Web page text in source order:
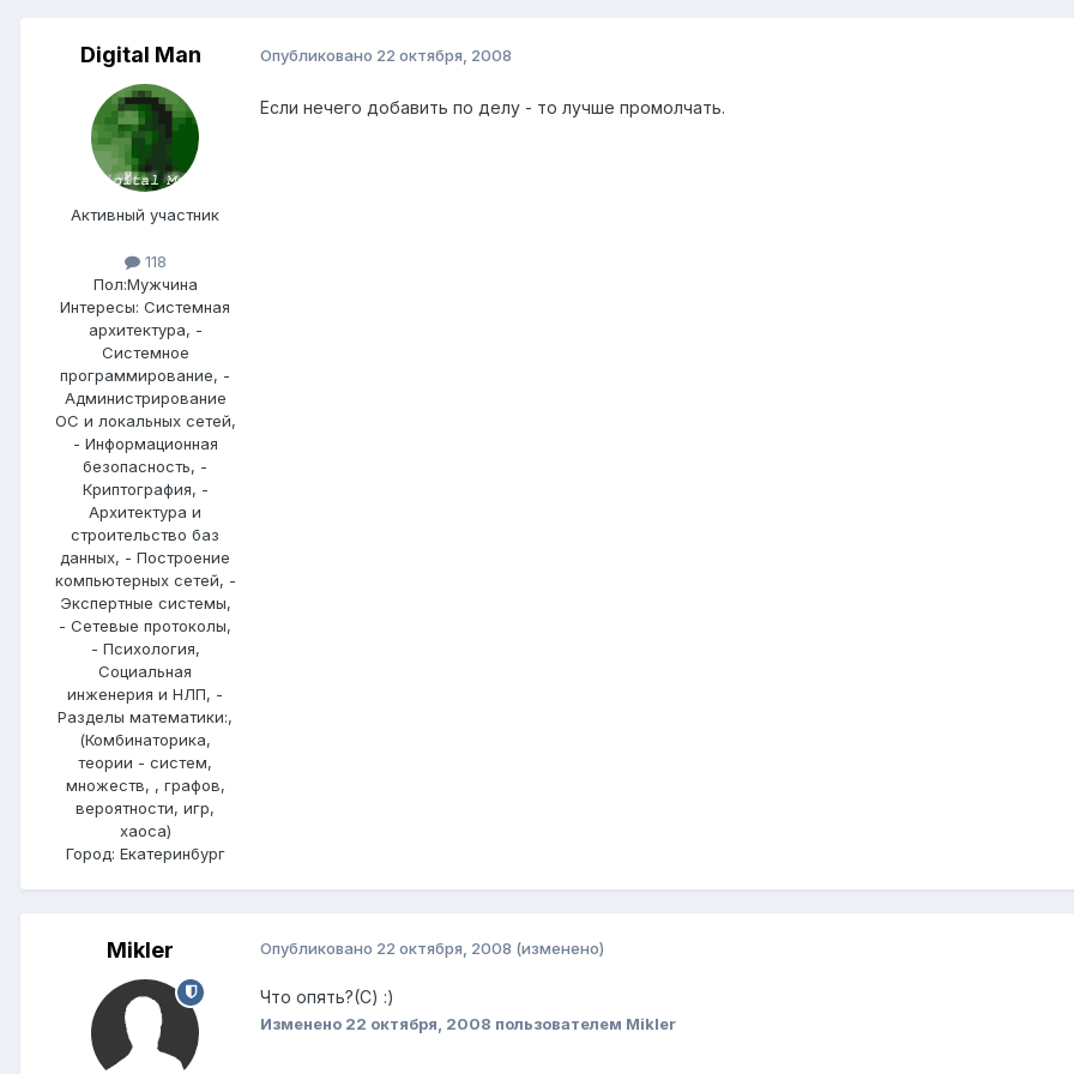
Digital Man
Активный участник
118
Пол:Мужчина
Интересы: Системная
архитектура, -
Системное
программирование, -
Администрирование
ОС и локальных сетей,
- Информационная
безопасность, -
Криптография, -
Архитектура и
строительство баз
данных, - Построение
компьютерных сетей, -
Экспертные системы,
- Сетевые протоколы,
- Психология,
Социальная
инженерия и НЛП, -
Разделы математики:,
(Комбинаторика,
теории - систем,
множеств, , графов,
вероятности, игр,
хаоса)
Город: Екатеринбург
Опубликовано 22 октября, 2008
Если нечего добавить по делу - то лучше промолчать.
Mikler Опубликовано 22 октября, 2008 (изменено)
Что опять?(С) :)
Изменено 22 октября, 2008 пользователем Mikler